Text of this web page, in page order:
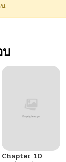
Chapter 10